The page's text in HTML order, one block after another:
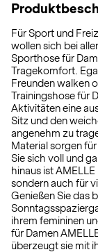
Für Sport und
wollen sich bei
Sporthose für
Tragekomfort.
Freunden walken
Trainingshose für
Aktivitäten eine
Sitz und den
angenehm zu
Material sorgen
Sie sich voll und
hinaus ist
sondern auch für
Genießen Sie das
ihrem femininen
für Damen
überzeugt sie mit